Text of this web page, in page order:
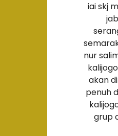
iai skj
nur
akan
penuh
grup